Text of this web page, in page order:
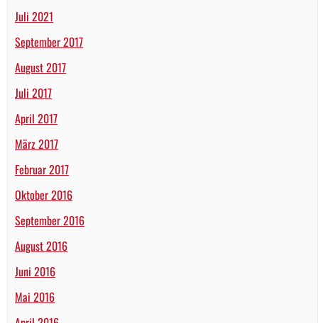
Juli 2021
September 2017
August 2017
Juli 2017
April 2017
März 2017
Februar 2017
Oktober 2016
September 2016
August 2016
Juni 2016
Mai 2016